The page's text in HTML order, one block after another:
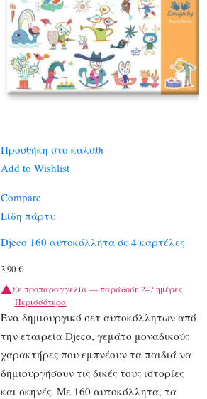
Προσθήκη στο καλάθι
Add to Wishlist
Compare
Είδη πάρτυ
Djeco 160 αυτοκόλλητα σε 4 καρτέλες
3,90 €
Σε προπαραγγελία — παράδοση 2–7 ημέρες.
Περισσότερα
Ένα δημιουργικό σετ αυτοκόλλητων από
την εταιρεία Djeco, γεμάτο μοναδικούς
χαρακτήρες που εμπνέουν τα παιδιά να
δημιουργήσουν τις δικές τους ιστορίες
και σκηνές. Με 160 αυτοκόλλητα, τα